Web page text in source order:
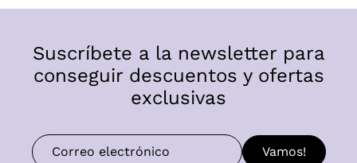
Suscríbete a la newsletter para
conseguir descuentos y ofertas
exclusivas
Vamos!